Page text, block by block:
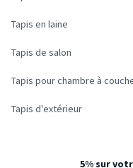
Tapis en laine
Tapis de salon
Tapis pour chambre à
Tapis d'extérieur
5% sur